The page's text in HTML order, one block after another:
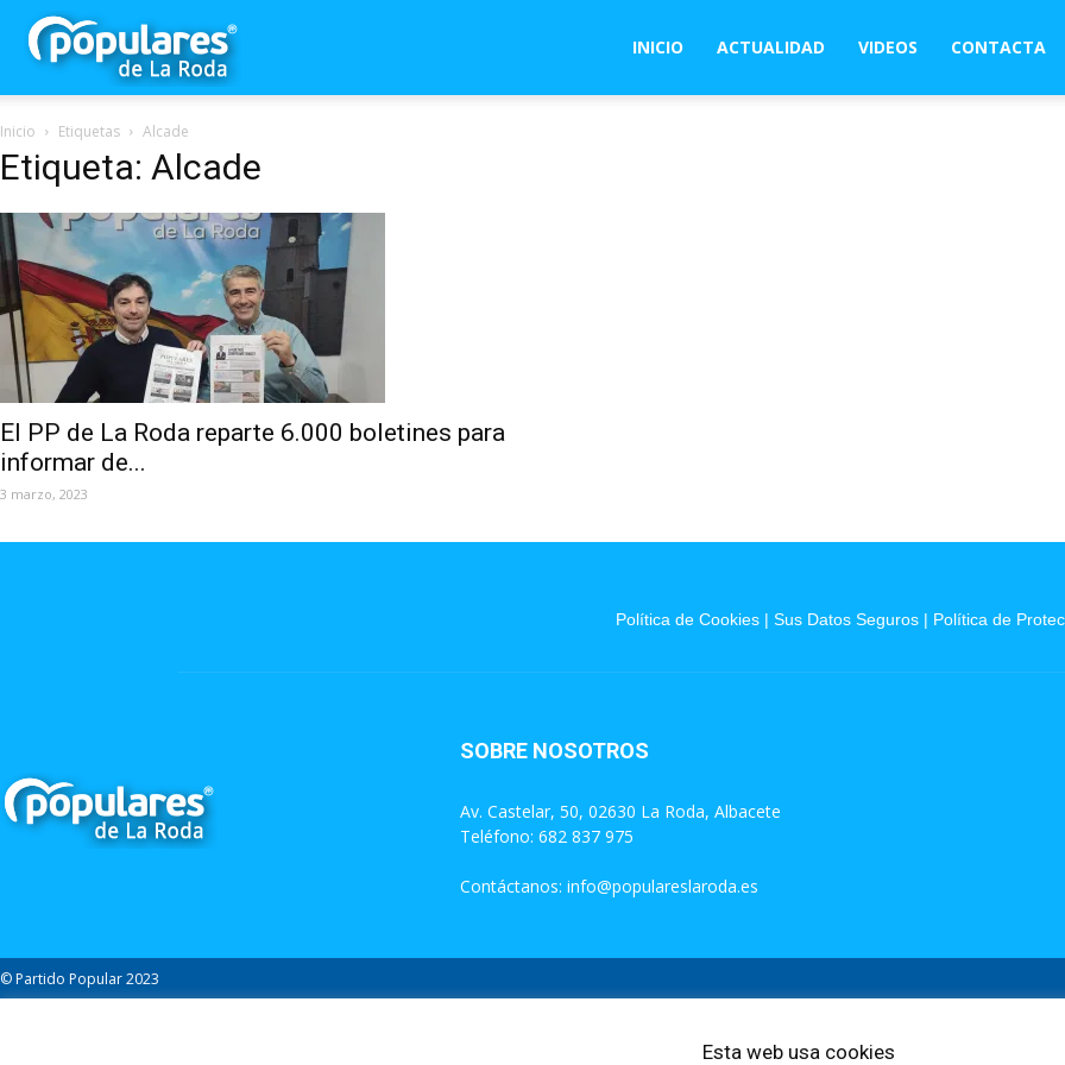
La
Roda
INICIO ACTUALIDAD VIDEOS CONTACTA
Inicio Etiquetas Alcade
Etiqueta: Alcade
El PP de La Roda reparte 6.000 boletines para
informar de...
3 marzo, 2023
Política de Cookies| Sus Datos Seguros| Política de
SOBRE NOSOTROS
Av. Castelar, 50, 02630 La Roda, Albacete
Teléfono: 682 837 975
Contáctanos: info@populareslaroda.es
© Partido Popular 2023
Esta web usa cookies